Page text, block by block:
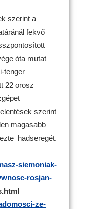
szerint a
fekvő
óta mutat
tenger
22 orosz
szerint
magasabb
hadseregét.
siemoniak-
rosjan-
ze-